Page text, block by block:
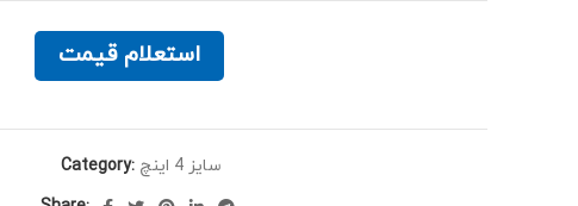
استعلام قیمت
Category:
سایز 4 اینچ